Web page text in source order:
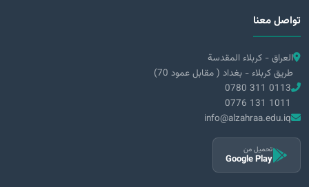
تواصل معنا
العراق - كربلاء المقدسة
طريق كربلاء - بغداد ( مقابل عمود 70)
0780 311 0113
0776 131 1011
info@alzahraa.edu.iq
تحميل من
Google Play